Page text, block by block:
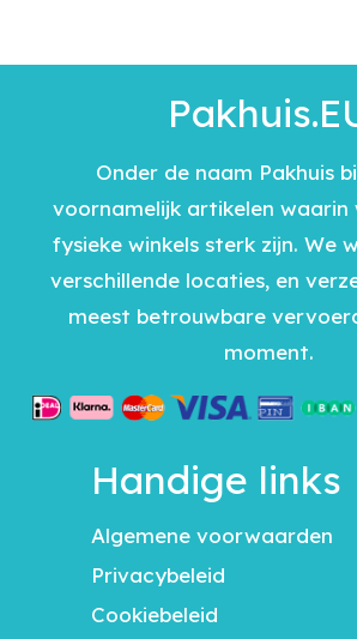
Onder de naam Pakhuis
voornamelijk artikelen waarin
fysieke winkels sterk zijn. We
verschillende locaties, en
meest betrouwbare
moment.
Handige links
Algemene voorwaarden
Privacybeleid
Cookiebeleid